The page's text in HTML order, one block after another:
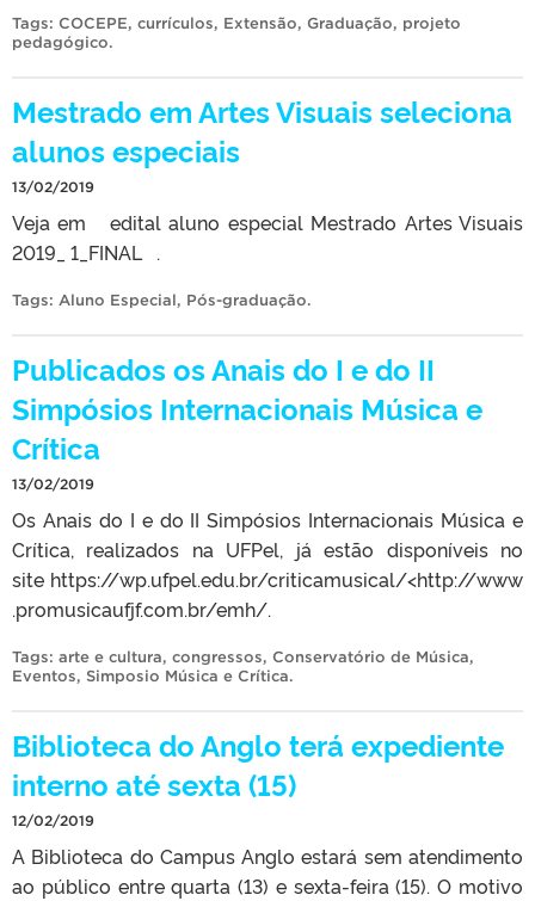
Tags: COCEPE, currículos, Extensão, Graduação, projeto
pedagógico.
Mestrado em Artes Visuais seleciona
alunos especiais
13/02/2019
Veja em edital aluno especial Mestrado Artes Visuais
2019_ 1_FINAL .
Tags: Aluno Especial, Pós-graduação.
Publicados os Anais do I e do II
Simpósios Internacionais Música e
Crítica
13/02/2019
Os Anais do I e do II Simpósios Internacionais Música e
Crítica, realizados na UFPel, já estão disponíveis no
site https://wp.ufpel.edu.br/criticamusical/<http://www
.promusicaufjf.com.br/emh/.
Tags: arte e cultura, congressos, Conservatório de Música,
Eventos, Simposio Música e Crítica.
Biblioteca do Anglo terá expediente
interno até sexta (15)
12/02/2019
A Biblioteca do Campus Anglo estará sem atendimento
ao público entre quarta (13) e sexta-feira (15). O motivo